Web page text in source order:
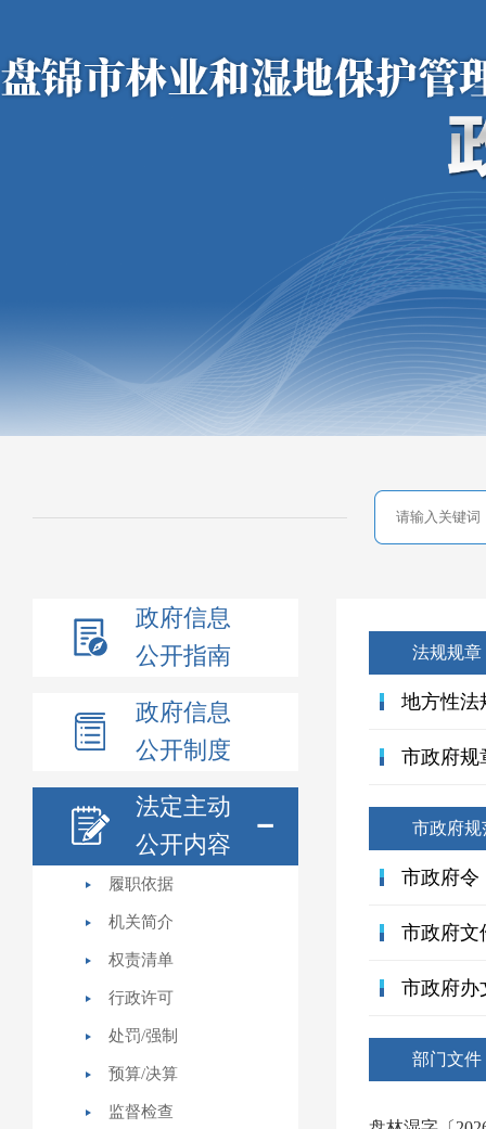
政府信息
公开指南
政府信息
公开制度
法定主动
公开内容
履职依据
机关简介
权责清单
行政许可
处罚/强制
预算/决算
监督检查
法规规章
地方性法
市政府规
市政府规
市政府令
市政府文
市政府办
部门文件